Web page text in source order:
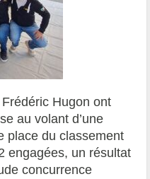
Hugon ont
au volant d’une
place du classement
engagées, un résultat
concurrence